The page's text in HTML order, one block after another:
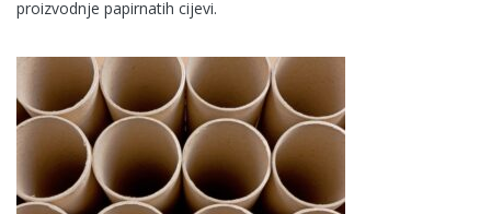
proizvodnje papirnatih cijevi.